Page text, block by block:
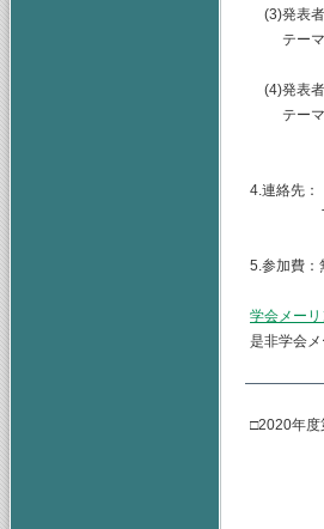
(3)発表者
テーマ：
(4)発表者
テーマ：
－サイ
4.連絡先
5.参加費：
学会メーリ
是非学会
□2020年度
ヒュ